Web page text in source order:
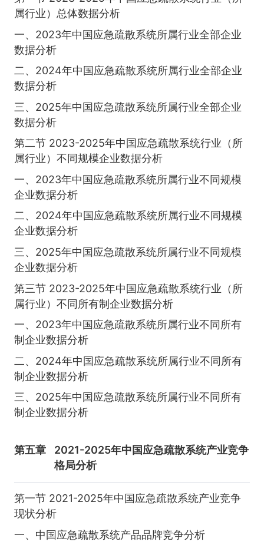
属行业）总体数据分析
一、2023年中国应急疏散系统所属行业全部企业
数据分析
二、2024年中国应急疏散系统所属行业全部企业
数据分析
三、2025年中国应急疏散系统所属行业全部企业
数据分析
第二节 2023-2025年中国应急疏散系统行业（所
属行业）不同规模企业数据分析
一、2023年中国应急疏散系统所属行业不同规模
企业数据分析
二、2024年中国应急疏散系统所属行业不同规模
企业数据分析
三、2025年中国应急疏散系统所属行业不同规模
企业数据分析
第三节 2023-2025年中国应急疏散系统行业（所
属行业）不同所有制企业数据分析
一、2023年中国应急疏散系统所属行业不同所有
制企业数据分析
二、2024年中国应急疏散系统所属行业不同所有
制企业数据分析
三、2025年中国应急疏散系统所属行业不同所有
制企业数据分析
第五章
2021-2025年中国应急疏散系统产业竞争
格局分析
第一节 2021-2025年中国应急疏散系统产业竞争
现状分析
一、中国应急疏散系统产品品牌竞争分析